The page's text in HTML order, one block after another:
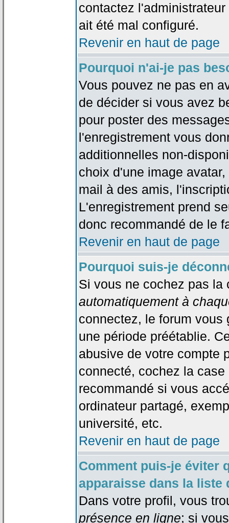
contactez
ait été mal configuré.
Revenir en haut de page
Pourquoi n'ai-je pas
Vous pouvez ne pas en
de décider si vous avez
pour poster des
l'enregistrement vous
additionnelles non-
choix d'une image
mail à des amis,
L'enregistrement prend
donc recommandé de le
Revenir en haut de page
Pourquoi suis-je
Si vous ne cochez pas
automatiquement à
connectez, le forum vous
une période préétablie.
abusive de votre compte
connecté, cochez la
recommandé si vous
ordinateur partagé,
université, etc.
Revenir en haut de page
Comment puis-je éviter
apparaisse dans la liste
Dans votre profil, vous
présence en ligne; si